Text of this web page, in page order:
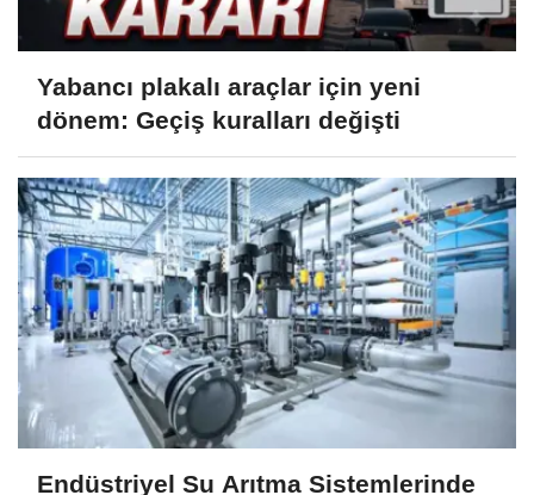
Yabancı plakalı araçlar için yeni
dönem: Geçiş kuralları değişti
Endüstriyel Su Arıtma Sistemlerinde